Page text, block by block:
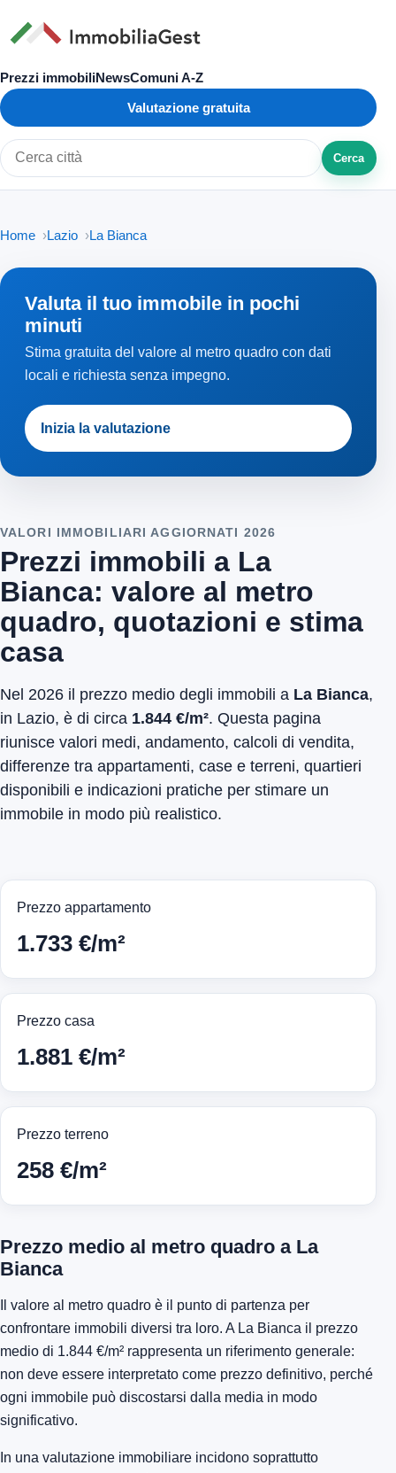
Prezzi immobiliNewsComuni A-Z
Valutazione gratuita
Cerca città o zona
Cerca
Home Lazio La Bianca
Valuta il tuo immobile in pochi
minuti
Stima gratuita del valore al metro quadro con dati
locali e richiesta senza impegno.
Inizia la valutazione
VALORI IMMOBILIARI AGGIORNATI 2026
Prezzi immobili a La
Bianca: valore al metro
quadro, quotazioni e stima
casa
Nel 2026 il prezzo medio degli immobili a La Bianca,
in Lazio, è di circa 1.844 €/m². Questa pagina
riunisce valori medi, andamento, calcoli di vendita,
differenze tra appartamenti, case e terreni, quartieri
disponibili e indicazioni pratiche per stimare un
immobile in modo più realistico.
Prezzo appartamento
1.733 €/m²
Prezzo casa
1.881 €/m²
Prezzo terreno
258 €/m²
Prezzo medio al metro quadro a La
Bianca
Il valore al metro quadro è il punto di partenza per
confrontare immobili diversi tra loro. A La Bianca il prezzo
medio di 1.844 €/m² rappresenta un riferimento generale:
non deve essere interpretato come prezzo definitivo, perché
ogni immobile può discostarsi dalla media in modo
significativo.
In una valutazione immobiliare incidono soprattutto